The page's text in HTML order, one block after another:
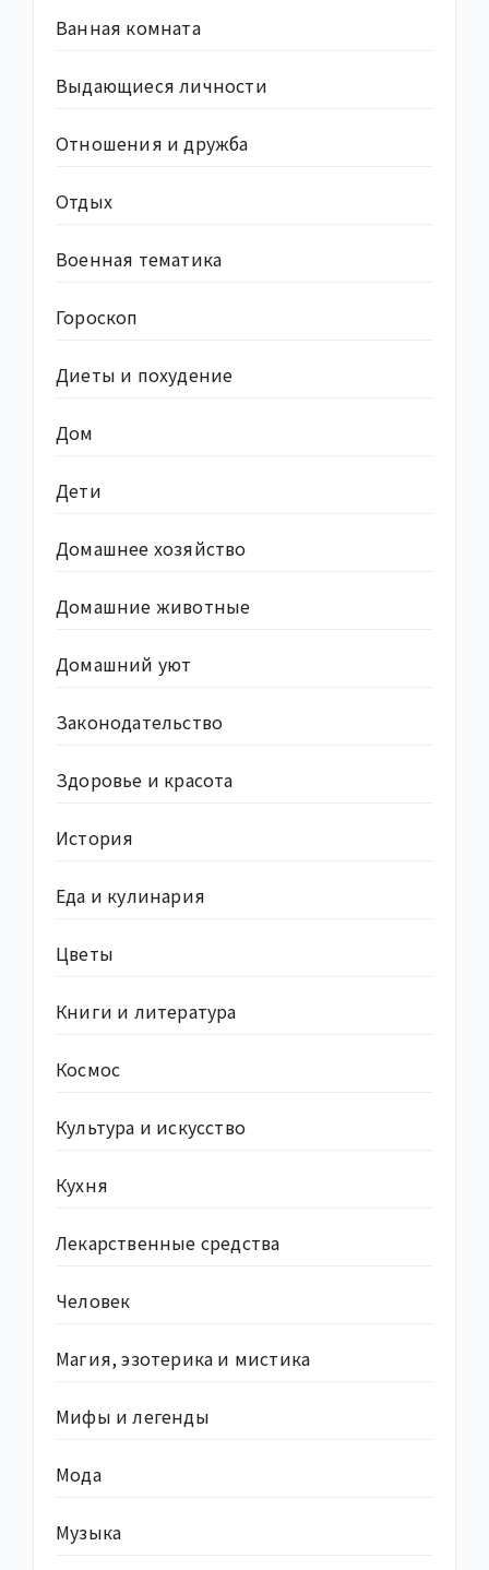
Ванная комната
Выдающиеся личности
Отношения и дружба
Отдых
Военная тематика
Гороскоп
Диеты и похудение
Дом
Дети
Домашнее хозяйство
Домашние животные
Домашний уют
Законодательство
Здоровье и красота
История
Еда и кулинария
Цветы
Книги и литература
Космос
Культура и искусство
Кухня
Лекарственные средства
Человек
Магия, эзотерика и мистика
Мифы и легенды
Мода
Музыка